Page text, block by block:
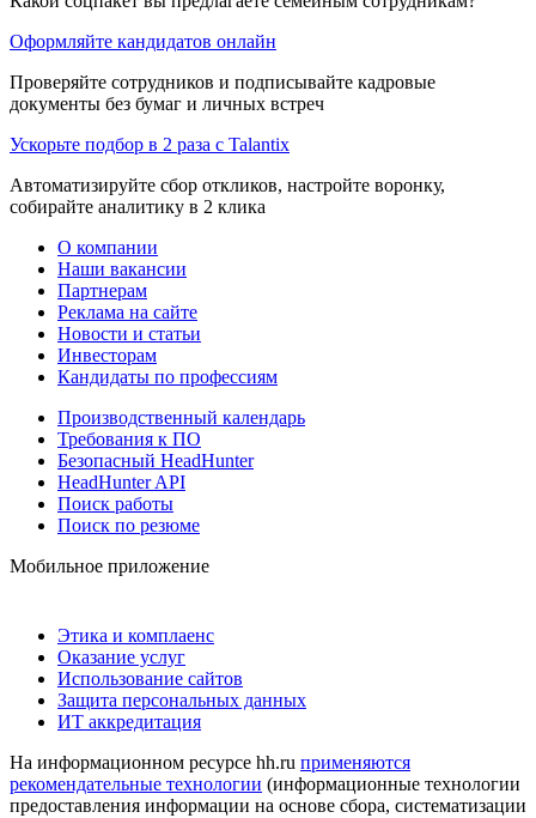
Оформляйте кандидатов онлайн
Проверяйте сотрудников и подписывайте кадровые
документы без бумаг и личных встреч
Ускорьте подбор в 2 раза с Talantix
Автоматизируйте сбор откликов, настройте воронку,
собирайте аналитику в 2 клика
О компании
Наши вакансии
Партнерам
Реклама на сайте
Новости и статьи
Инвесторам
Кандидаты по профессиям
Производственный календарь
Требования к ПО
Безопасный HeadHunter
HeadHunter API
Поиск работы
Поиск по резюме
Мобильное приложение
Этика и комплаенс
Оказание услуг
Использование сайтов
Защита персональных данных
ИТ аккредитация
На информационном ресурсе hh.ru применяются
рекомендательные технологии (информационные технологии
предоставления информации на основе сбора, систематизации